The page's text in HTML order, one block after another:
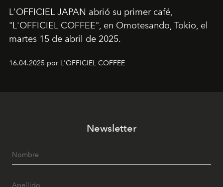
L'OFFICIEL JAPAN abrió su primer café,
"L'OFFICIEL COFFEE", en Omotesando, Tokio, el
martes 15 de abril de 2025.
16.04.2025 por L'OFFICIEL COFFEE
Newsletter